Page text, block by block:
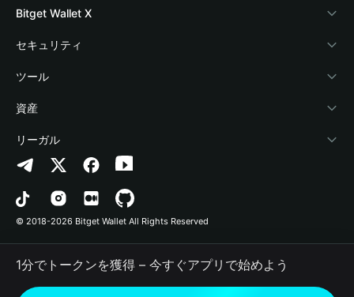
ブログ
アカデミー
暗号資産ニュース
Help Center
お問い合わせ
ブランドリソース
キャリア
Crypto Card
Stablecoin Earn
Payfi Crypto
Crypto Swap API
Altcoin Season Index
Prediction Markets
DApp
RWA
Bitget Wallet X
デベロッパー
ウォレットを接続
Bitget Wallet Pay
プロジェクトを掲載
セキュリティ
保護基金
セキュリティ技術
ツール
暗号資産を購入
認証検出
コントラクト検出
一括送金
資産
Arbitrum
Avalanche
Bitcoin
Polygon
リーガル
プライバシーポリシー
利用規約
© 2018-2026 Bitget Wallet All Rights Reserved
1分でトークンを獲得 – 今すぐアプリで始めよう